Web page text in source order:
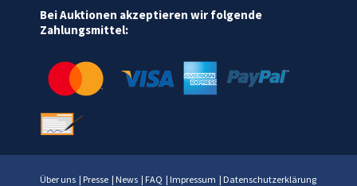
Bei Auktionen akzeptieren wir folgende
Zahlungsmittel:
Über uns | Presse | News | FAQ | Impressum | Datenschutzerklärung